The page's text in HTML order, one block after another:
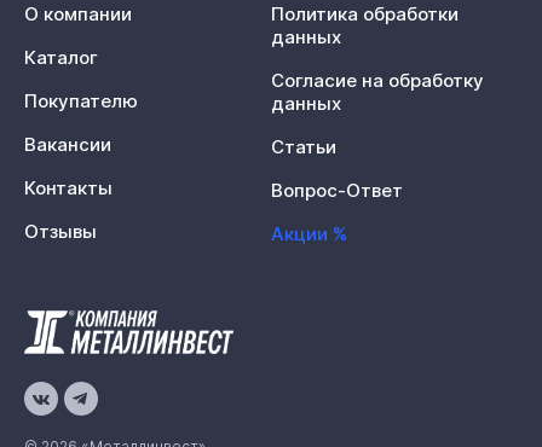
О компании
Каталог
Покупателю
Вакансии
Контакты
Отзывы
Политика обработки
данных
Согласие на обработку
данных
Статьи
Вопрос-Ответ
Акции %